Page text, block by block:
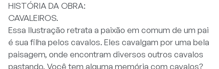
HISTÓRIA DA OBRA:
CAVALEIROS.
Essa Ilustração retrata a paixão em comum de um pai
é sua filha pelos cavalos. Eles cavalgam por uma bela
paisagem, onde encontram diversos outros cavalos
pastando. Você tem alguma memória com cavalos?